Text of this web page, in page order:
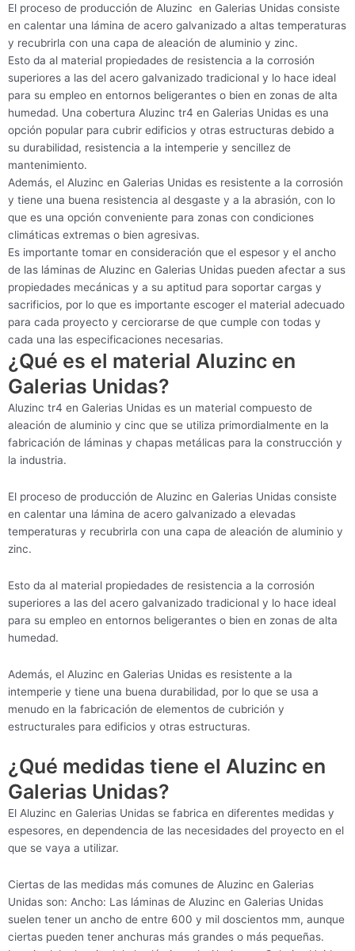
El proceso de producción de Aluzinc en Galerias Unidas consiste
en calentar una lámina de acero galvanizado a altas temperaturas
y recubrirla con una capa de aleación de aluminio y zinc.
Esto da al material propiedades de resistencia a la corrosión
superiores a las del acero galvanizado tradicional y lo hace ideal
para su empleo en entornos beligerantes o bien en zonas de alta
humedad. Una cobertura Aluzinc tr4 en Galerias Unidas es una
opción popular para cubrir edificios y otras estructuras debido a
su durabilidad, resistencia a la intemperie y sencillez de
mantenimiento.
Además, el Aluzinc en Galerias Unidas es resistente a la corrosión
y tiene una buena resistencia al desgaste y a la abrasión, con lo
que es una opción conveniente para zonas con condiciones
climáticas extremas o bien agresivas.
Es importante tomar en consideración que el espesor y el ancho
de las láminas de Aluzinc en Galerias Unidas pueden afectar a sus
propiedades mecánicas y a su aptitud para soportar cargas y
sacrificios, por lo que es importante escoger el material adecuado
para cada proyecto y cerciorarse de que cumple con todas y
cada una las especificaciones necesarias.
¿Qué es el material Aluzinc en
Galerias Unidas?
Aluzinc tr4 en Galerias Unidas es un material compuesto de
aleación de aluminio y cinc que se utiliza primordialmente en la
fabricación de láminas y chapas metálicas para la construcción y
la industria.
El proceso de producción de Aluzinc en Galerias Unidas consiste
en calentar una lámina de acero galvanizado a elevadas
temperaturas y recubrirla con una capa de aleación de aluminio y
zinc.
Esto da al material propiedades de resistencia a la corrosión
superiores a las del acero galvanizado tradicional y lo hace ideal
para su empleo en entornos beligerantes o bien en zonas de alta
humedad.
Además, el Aluzinc en Galerias Unidas es resistente a la
intemperie y tiene una buena durabilidad, por lo que se usa a
menudo en la fabricación de elementos de cubrición y
estructurales para edificios y otras estructuras.
¿Qué medidas tiene el Aluzinc en
Galerias Unidas?
El Aluzinc en Galerias Unidas se fabrica en diferentes medidas y
espesores, en dependencia de las necesidades del proyecto en el
que se vaya a utilizar.
Ciertas de las medidas más comunes de Aluzinc en Galerias
Unidas son: Ancho: Las láminas de Aluzinc en Galerias Unidas
suelen tener un ancho de entre 600 y mil doscientos mm, aunque
ciertas pueden tener anchuras más grandes o más pequeñas.